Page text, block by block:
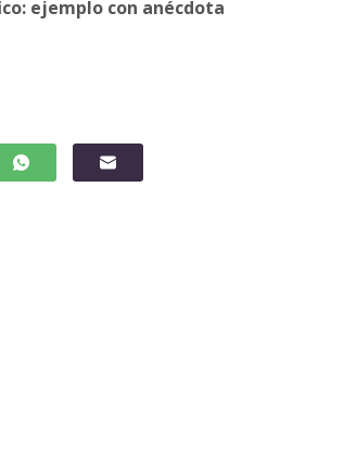
ejemplo con anécdota